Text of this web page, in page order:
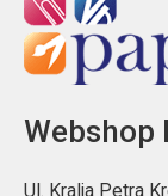
Webshop
Ul. Kralja Petra